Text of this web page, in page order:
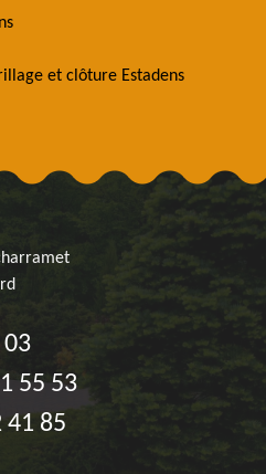
et clôture Estadens
03
55 53
41 85